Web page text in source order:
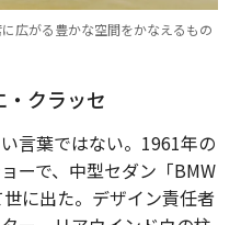
広がる豊かな空間をかなえるもの
クラッセ
言葉ではない。1961年の
ーで、中型セダン「BMW
に出た。デザイン責任者